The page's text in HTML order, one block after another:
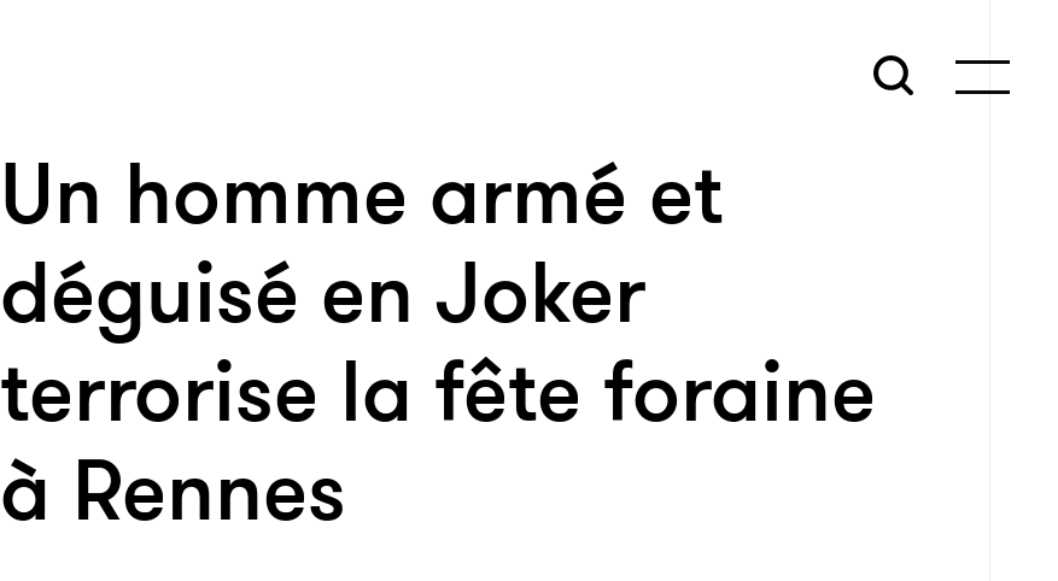
Un homme armé et
déguisé en Joker
terrorise la fête foraine
à Rennes